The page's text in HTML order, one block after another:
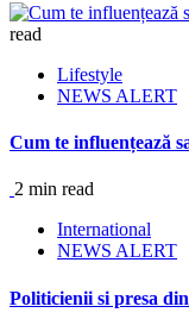
read
Lifestyle
NEWS ALERT
Cum te influențează
2 min read
International
NEWS ALERT
Politicienii si presa